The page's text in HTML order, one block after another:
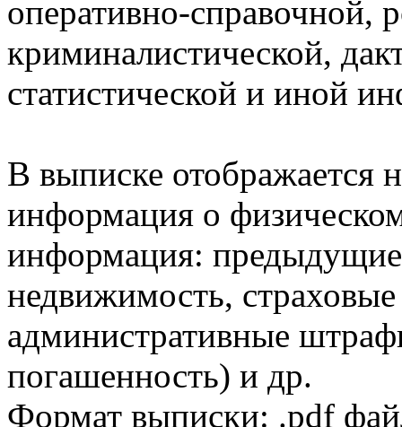
оперативно-справочной,
криминалистической,
статистической и иной
В выписке отображается
информация о
информация:
недвижимость,
административные
погашенность) и др.
Формат выписки: .pdf